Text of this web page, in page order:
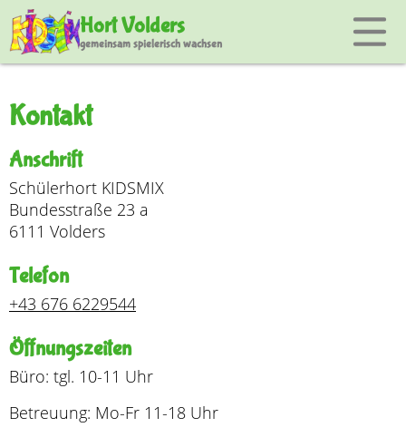
Hort Volders
gemeinsam spielerisch wachsen
Kontakt
Anschrift
Schülerhort KIDSMIX
Bundesstraße 23 a
6111 Volders
Telefon
+43 676 6229544
Öffnungszeiten
Büro: tgl. 10-11 Uhr
Betreuung: Mo-Fr 11-18 Uhr